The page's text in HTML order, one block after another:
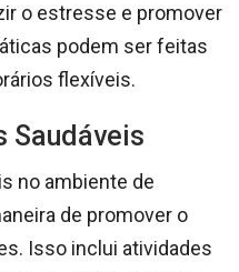
o estresse e promover
podem ser feitas
flexíveis.
Saudáveis
no ambiente de
de promover o
Isso inclui atividades